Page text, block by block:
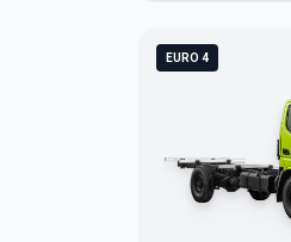
EURO 4